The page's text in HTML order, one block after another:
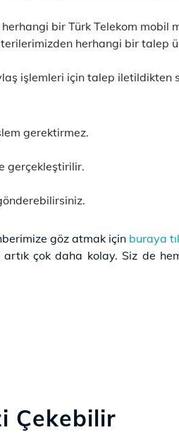
bir Türk Telekom mobil
herhangi bir talep
işlemleri için talep iletildikten
gerektirmez.
gerçekleştirilir.
göz atmak için buraya
çok daha kolay. Siz de
Çekebilir